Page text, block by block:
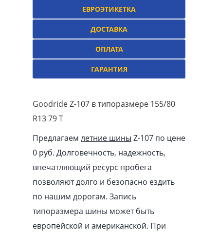
ЕВРОЭТИКЕТКА
ДОСТАВКА
ОПЛАТА
ГАРАНТИЯ
Goodride Z-107 в типоразмере 155/80
R13 79 T
Предлагаем летние шины Z-107 по цене
0 руб. Долговечность, надежность,
впечатляющий ресурс пробега
позволяют долго и безопасно ездить
по нашим дорогам. Запись
типоразмера шины может быть
европейской и американской. При